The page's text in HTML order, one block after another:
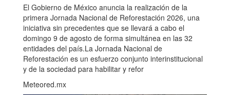
El Gobierno de México anuncia la realización de la
primera Jornada Nacional de Reforestación 2026, una
iniciativa sin precedentes que se llevará a cabo el
domingo 9 de agosto de forma simultánea en las 32
entidades del país.La Jornada Nacional de
Reforestación es un esfuerzo conjunto interinstitucional
y de la sociedad para habilitar y refor
Meteored.mx